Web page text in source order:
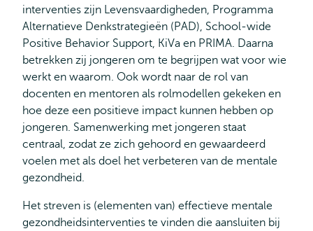
interventies zijn Levensvaardigheden, Programma
Alternatieve Denkstrategieën (PAD), School-wide
Positive Behavior Support, KiVa en PRIMA. Daarna
betrekken zij jongeren om te begrijpen wat voor wie
werkt en waarom. Ook wordt naar de rol van
docenten en mentoren als rolmodellen gekeken en
hoe deze een positieve impact kunnen hebben op
jongeren. Samenwerking met jongeren staat
centraal, zodat ze zich gehoord en gewaardeerd
voelen met als doel het verbeteren van de mentale
gezondheid.
Het streven is (elementen van) effectieve mentale
gezondheidsinterventies te vinden die aansluiten bij